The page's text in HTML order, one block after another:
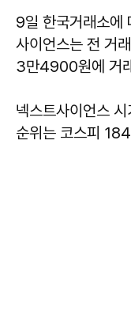
9일 한국거래소에
사이언스는 전 거
3만4900원에 거
넥스트사이언스
순위는 코스피